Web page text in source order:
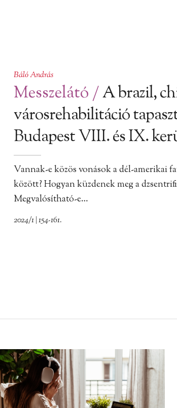
Báló András
Messzelátó/A brazil,
városrehabilitáció
Budapest VIII. és IX.
Vannak-e közös vonások a dél-amerikai
között? Hogyan küzdenek meg a
Megvalósítható-e…
2024/1 | 154-161.